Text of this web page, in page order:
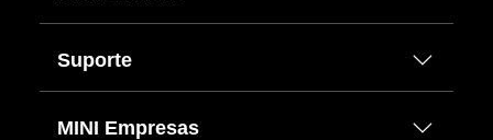
Suporte
MINI Empresas